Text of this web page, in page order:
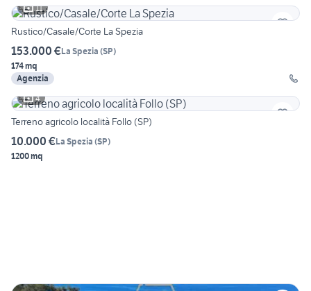
11
Rustico/Casale/Corte La Spezia
153.000 €La Spezia (SP)
174 mq
Agenzia
4
Terreno agricolo località Follo (SP)
10.000 €La Spezia (SP)
1200 mq